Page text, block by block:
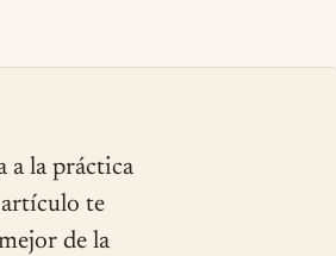
a la práctica
te
de la